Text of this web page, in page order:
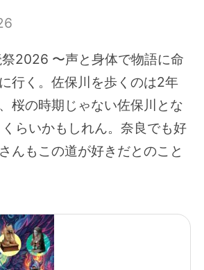
祭2026 〜声と身体で物語に命
行く。佐保川を歩くのは2年
桜の時期じゃない佐保川とな
らいかもしれん。奈良でも好
んもこの道が好きだとのこと